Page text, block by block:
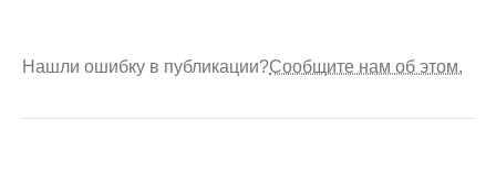
Нашли ошибку в публикации?Сообщите нам об этом.